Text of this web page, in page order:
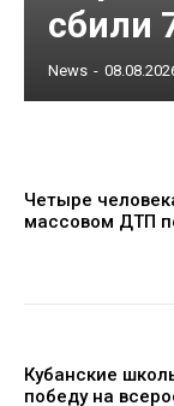
сбили
News -
Четыре
массовом ДТП
Кубанские
победу на